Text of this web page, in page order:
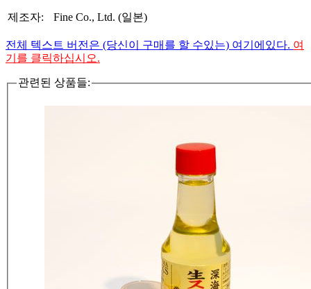
제조자: Fine Co., Ltd. (일본)
전체 텍스트 버전은 (당신이 구매를 할 수있는) 여기에있다. 여
기를 클릭하십시오.
관련된 상품들: